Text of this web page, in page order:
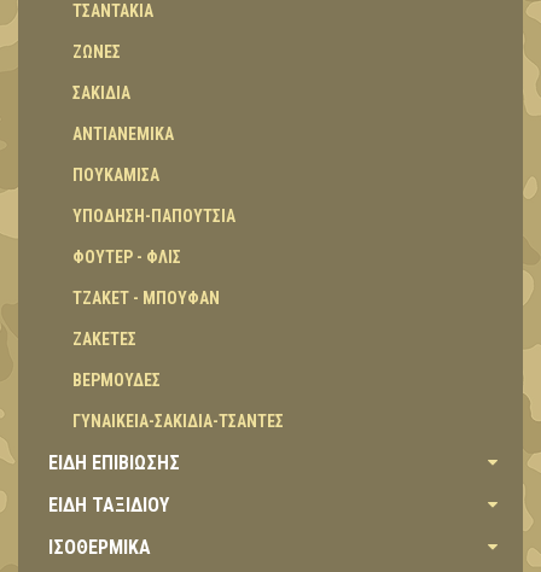
ΤΣΑΝΤΑΚΙΑ
ΖΩΝΕΣ
ΣΑΚΙΔΙΑ
ΑΝΤΙΑΝΕΜΙΚΑ
ΠΟΥΚΑΜΙΣΑ
ΥΠΟΔΗΣΗ-ΠΑΠΟΥΤΣΙΑ
ΦΟΥΤΕΡ - ΦΛΙΣ
ΤΖΑΚΕΤ - ΜΠΟΥΦΑΝ
ΖΑΚΕΤΕΣ
BEΡΜΟΥΔΕΣ
ΓΥΝΑΙΚΕΙΑ-ΣΑΚΙΔΙΑ-ΤΣΑΝΤΕΣ
ΕΙΔΗ ΕΠΙΒΙΩΣΗΣ
ΕΙΔΗ ΤΑΞΙΔΙΟΥ
ΙΣΟΘΕΡΜΙΚΑ